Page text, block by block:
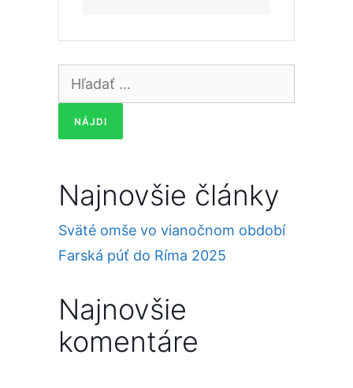
Hľadať:
Najnovšie články
Sväté omše vo vianočnom období
Farská púť do Ríma 2025
Najnovšie
komentáre